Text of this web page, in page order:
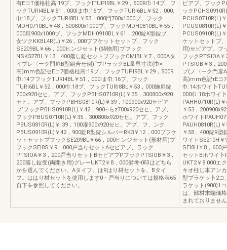
有EコT価格柱高:19プ、フックITUPI9BL￥29，500R巾:14ブ、フ
ックTURI4BL￥51，000lま巾:16ブ、フックTURI6BL￥52，000.
巾:18ブ、フックTURI8BL￥53，000門700x1000ブ、フック
MDH0710BL￥48，500800x1000ブ、フックMDH0810BL￥55，
000扉900x1000ブ、フックMDH0910BL￥61，200錠K型錠ブ、
女ツクKKBL4R(L)￥26，000ブフケットセットブ、フック
SE209BL￥66，000ヒンジセット(鋳物用)ブフック
NSK527BL￥13，400落し錠セットフフックCMIBL￥7，000Aタ
イプレ〈ーク門扉B型組合せ例)“ブPラックBL量昌寸法(巾×
高)mm色記セEコ7価格柱高:19ブ、フックTUPI9BL￥29，500R
巾:14フフックTURI4BL￥51，000lま巾:16ブ、フック
TURI6BL￥52，000巾:18ブ、フックTURI8BL￥53，000施扉錠
700x920セヒ。アブ、フックPBHS0710R(L)￥35，300800x920
セヒ。アブ、フックPBHS0810R(L)￥39，100900x920セピア
ブ‘フックPBHS0910R(L)￥42，900~らz700x920セヒ。アブ、
フックPBUS0710R(L)￥35，300800x920セヒ。アブ、フック
PBUS0810R(L)￥;39，100扉900x920セヒ。アブ、フ、ンク
PBUS0910R(L)￥42，900錠R型錠シルバーRK3￥12，000ブフケ
ットセットブフックSE209BL￥66，000ヒンジセット(形材用)ブ
フックSEI8S￥9，000戸当りセットAセピアブ、ラック
PTSIOA￥3，200戸当りセットBセピアブPフックPTSIOB￥3，
200落し錠受(両開き用)グレーUKT2￥8，000備考-0印はどちら
かを選んでください。Aタイフ。はRはり材セッ卜を、Bタイ
フ。ははり材セッ卜を使用します0・戸当りについては規格表65
頁下を参照してください。
ピアブ、フック
ック
PCUS0710R(L)
PCUS0810R(L)
PCUS0910R(L)
ケットセットブ
用)セピアプ、フ
フックPTSIOA
PTSIOB￥3，
プ(ノ〈ーク門扉
高)mm色記τEコ
巾:14ホワイ卜
000巾:18ホワイ
PAHH0710R(L)
￥53，
ホワイト
PAUH0810R(L)
￥58，400錠R型
ワイトSE210H
SEI8H￥8，600
セットBホワイ
UKT2￥8.000エ
キオ柱じ本アン
型ブラケッ卜2コ
ラケット(900)1
は、部材末端価
まれておりませ